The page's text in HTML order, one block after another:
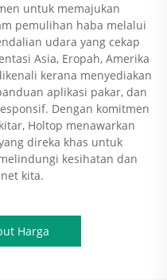
untuk memajukan
pemulihan haba melalui
udara yang cekap
Asia, Eropah, Amerika
kerana menyediakan
aplikasi pakar, dan
Dengan komitmen
Holtop menawarkan
direka khas untuk
kesihatan dan
kita.
Harga